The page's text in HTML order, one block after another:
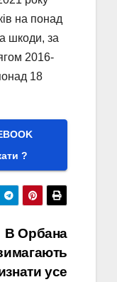
на понад
шкоди, за
2016-
18
?
В Орбана
усе